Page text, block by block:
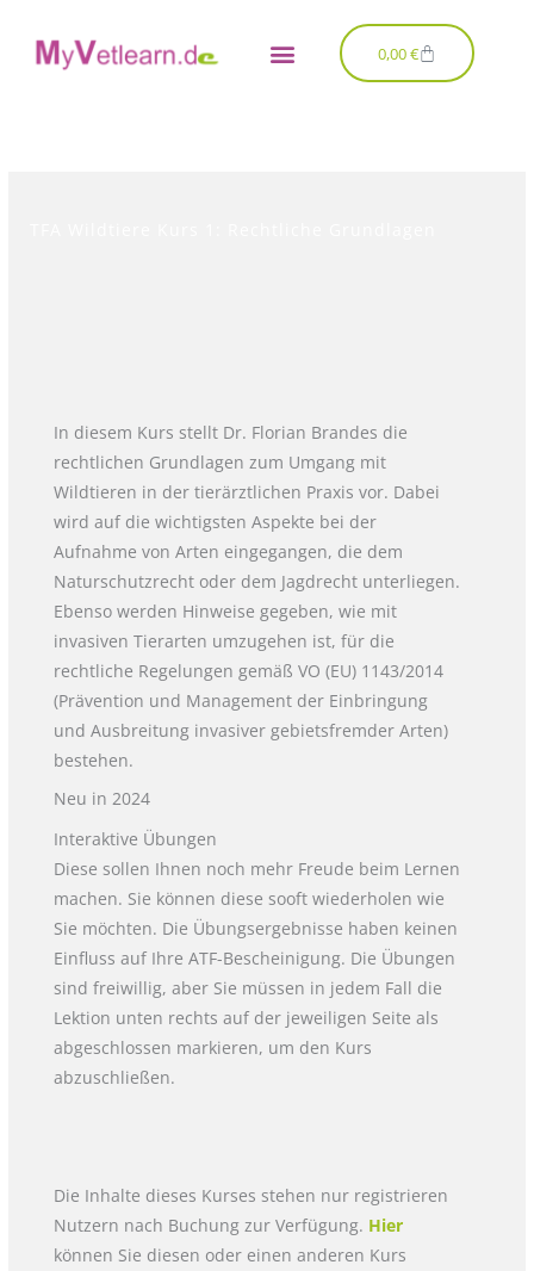
Inhalt
springen
0,00€Warenkorb
In diesem Kurs stellt Dr. Florian Brandes die
rechtlichen Grundlagen zum Umgang mit
Wildtieren in der tierärztlichen Praxis vor. Dabei
wird auf die wichtigsten Aspekte bei der
Aufnahme von Arten eingegangen, die dem
Naturschutzrecht oder dem Jagdrecht unterliegen.
Ebenso werden Hinweise gegeben, wie mit
invasiven Tierarten umzugehen ist, für die
rechtliche Regelungen gemäß VO (EU) 1143/2014
(Prävention und Management der Einbringung
und Ausbreitung invasiver gebietsfremder Arten)
bestehen.
Neu in 2024
Interaktive Übungen
Diese sollen Ihnen noch mehr Freude beim Lernen
machen. Sie können diese sooft wiederholen wie
Sie möchten. Die Übungsergebnisse haben keinen
Einfluss auf Ihre ATF-Bescheinigung. Die Übungen
sind freiwillig, aber Sie müssen in jedem Fall die
Lektion unten rechts auf der jeweiligen Seite als
abgeschlossen markieren, um den Kurs
abzuschließen.
Die Inhalte dieses Kurses stehen nur registrieren
Nutzern nach Buchung zur Verfügung. Hier
können Sie diesen oder einen anderen Kurs